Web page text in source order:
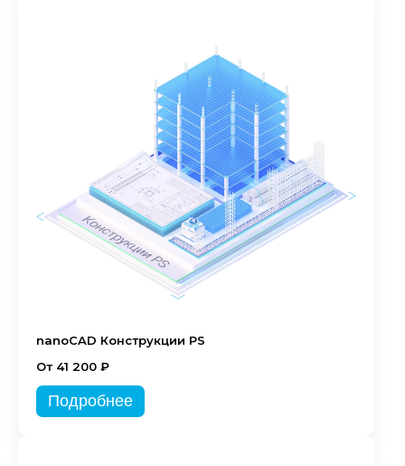
nanoCAD Конструкции PS
От 41 200 ₽
Подробнее